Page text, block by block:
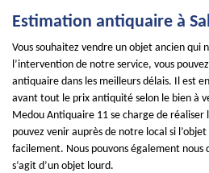
Estimation antiquaire à
Vous souhaitez vendre un objet ancien qui
l’intervention de notre service, vous
antiquaire dans les meilleurs délais. Il est
avant tout le prix antiquité selon le bien à
Medou Antiquaire 11 se charge de réaliser
pouvez venir auprès de notre local si
facilement. Nous pouvons également nous
s’agit d’un objet lourd.